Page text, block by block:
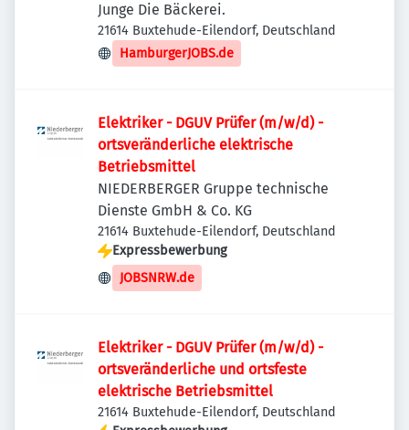
Junge Die Bäckerei.
21614 Buxtehude-Eilendorf, Deutschland
HamburgerJOBS.de
Elektriker - DGUV Prüfer (m/w/d) -
ortsveränderliche elektrische
Betriebsmittel
NIEDERBERGER Gruppe technische
Dienste GmbH & Co. KG
21614 Buxtehude-Eilendorf, Deutschland
Expressbewerbung
JOBSNRW.de
Elektriker - DGUV Prüfer (m/w/d) -
ortsveränderliche und ortsfeste
elektrische Betriebsmittel
21614 Buxtehude-Eilendorf, Deutschland